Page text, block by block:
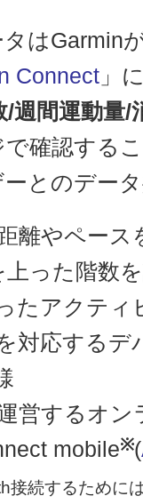
はGarmin
Connect 」
/週間運動量/
確認する
とのデー
離やペー
った階数
たアクティ
対応するデ
営するオン
mobile※(
接続するために